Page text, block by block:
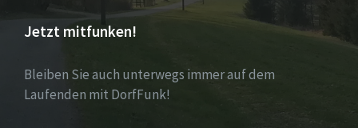
Jetzt mitfunken!
Bleiben Sie auch unterwegs immer auf dem
Laufenden mit DorfFunk!